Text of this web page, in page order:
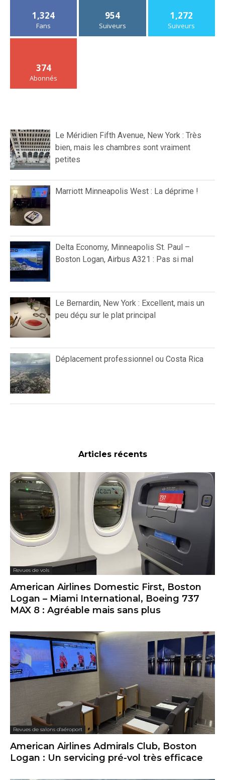
1,324
Fans
954
Suiveurs
1,272
Suiveurs
374
Abonnés
Le Méridien Fifth Avenue, New York : Très
bien, mais les chambres sont vraiment
petites
Marriott Minneapolis West : La déprime !
Delta Economy, Minneapolis St. Paul –
Boston Logan, Airbus A321 : Pas si mal
Le Bernardin, New York : Excellent, mais un
peu déçu sur le plat principal
Déplacement professionnel ou Costa Rica
Articles récents
Revues de vols
American Airlines Domestic First, Boston
Logan – Miami International, Boeing 737
MAX 8 : Agréable mais sans plus
Revues de salons d'aéroport
American Airlines Admirals Club, Boston
Logan : Un servicing pré-vol très efficace